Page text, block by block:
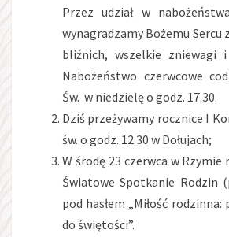
Przez udział w
wynagradzamy Bożemu Sercu
bliźnich, wszelkie zniewagi
Nabożeństwo czerwcowe
Św. w niedzielę o godz. 17.30.
Dziś przeżywamy rocznice I
św. o godz. 12.30 w Dołujach;
W środę 23 czerwca w Rzymie
Światowe Spotkanie Rodzin
pod hasłem „Miłość rodzinna:
do świętości”.